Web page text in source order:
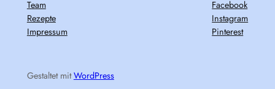
Team
Rezepte
Impressum
Facebook
Instagram
Pinterest
Gestaltet mitWordPress